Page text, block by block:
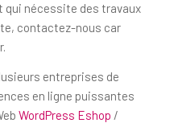
qui nécessite des travaux
contactez-nous car
entreprises de
en ligne puissantes
WordPress Eshop /